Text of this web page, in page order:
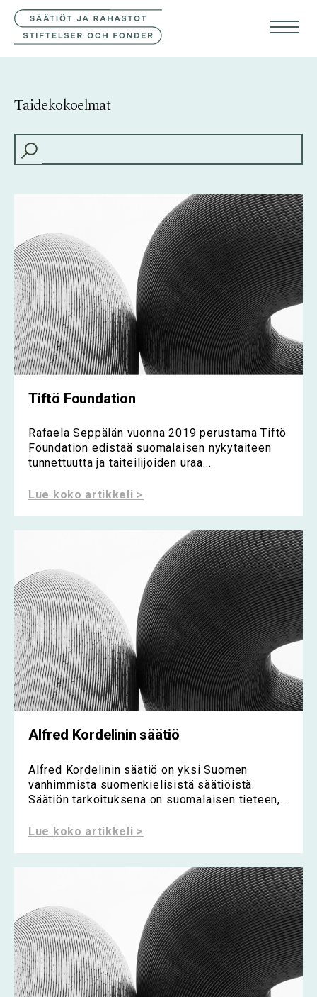
SVE
ENG
Taidekokoelmat
HAKU:
Tiftö Foundation
Rafaela Seppälän vuonna 2019 perustama Tiftö
Foundation edistää suomalaisen nykytaiteen
tunnettuutta ja taiteilijoiden uraa...
Lue koko artikkeli >
Alfred Kordelinin säätiö
Alfred Kordelinin säätiö on yksi Suomen
vanhimmista suomenkielisistä säätiöistä.
Säätiön tarkoituksena on suomalaisen tieteen,...
Lue koko artikkeli >